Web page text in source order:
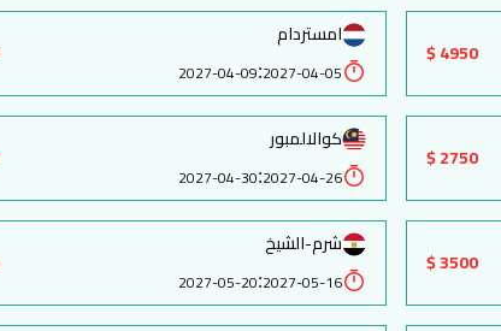
4950 $
امستردام
2027-04-05
:
2027-04-09
2750 $
كوالالمبور
2027-04-26
:
2027-04-30
3500 $
شرم-الشيخ
2027-05-16
:
2027-05-20